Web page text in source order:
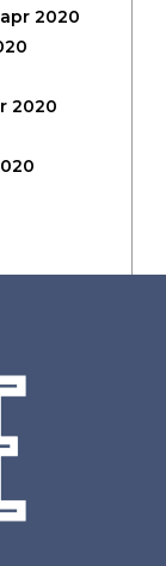
2020
2020